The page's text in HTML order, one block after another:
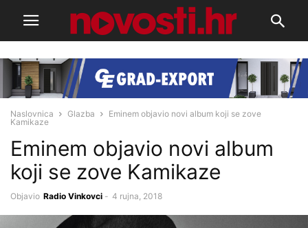
Naslovnica Glazba
Eminem objavio novi album koji se zove
Kamikaze
Eminem objavio novi album
koji se zove Kamikaze
Objavio Radio Vinkovci - 4 rujna, 2018